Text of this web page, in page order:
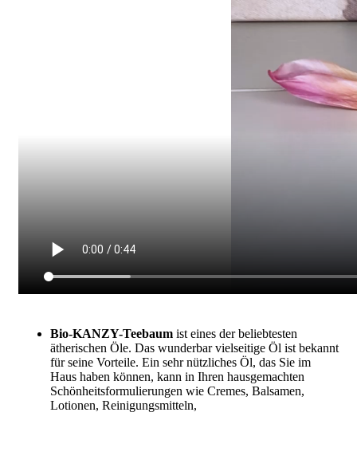
Bio-KANZY-Teebaum ist eines der beliebtesten
ätherischen Öle. Das wunderbar vielseitige Öl ist bekannt
für seine Vorteile. Ein sehr nützliches Öl, das Sie im
Haus haben können, kann in Ihren hausgemachten
Schönheitsformulierungen wie Cremes, Balsamen,
Lotionen, Reinigungsmitteln,